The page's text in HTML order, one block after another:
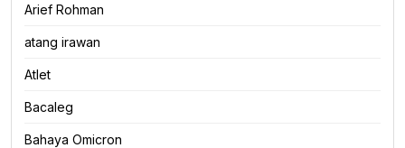
Arief Rohman
atang irawan
Atlet
Bacaleg
Bahaya Omicron